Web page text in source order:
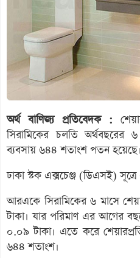
অর্থ বাণিজ্য প্রতিবেদক :
সিরামিকের চলতি অর্থবছরের
ব্যবসায় ৬৪৪ শতাংশ পতন হয়েছে।
ঢাকা স্টক এক্সচেঞ্জ (ডিএসই)
আরএকে সিরামিকের ৬ মাসে
টাকা। যার পরিমাণ এর আগের
০.০৯ টাকা। এতে করে
৬৪৪ শতাংশ।